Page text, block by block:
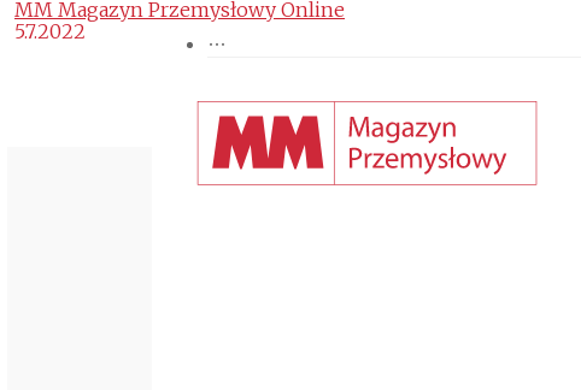
MM Magazyn Przemysłowy Online
5.7.2022